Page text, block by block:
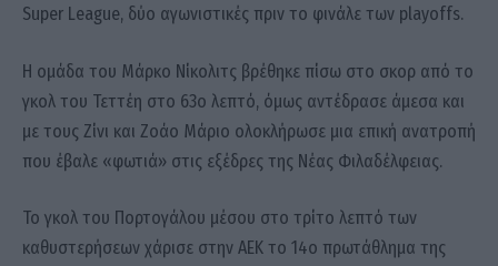
Super League, δύο αγωνιστικές πριν το φινάλε των playoffs.
Η ομάδα του Μάρκο Νίκολιτς βρέθηκε πίσω στο σκορ από το
γκολ του Τεττέη στο 63ο λεπτό, όμως αντέδρασε άμεσα και
με τους Ζίνι και Ζοάο Μάριο ολοκλήρωσε μια επική ανατροπή
που έβαλε «φωτιά» στις εξέδρες της Νέας Φιλαδέλφειας.
Το γκολ του Πορτογάλου μέσου στο τρίτο λεπτό των
καθυστερήσεων χάρισε στην ΑΕΚ το 14ο πρωτάθλημα της